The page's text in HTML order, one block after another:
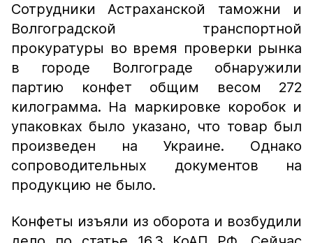
Сотрудники Астраханской таможни и
Волгоградской транспортной
прокуратуры во время проверки рынка
в городе Волгограде обнаружили
партию конфет общим весом 272
килограмма. На маркировке коробок и
упаковках было указано, что товар был
произведен на Украине. Однако
сопроводительных документов на
продукцию не было.
Конфеты изъяли из оборота и возбудили